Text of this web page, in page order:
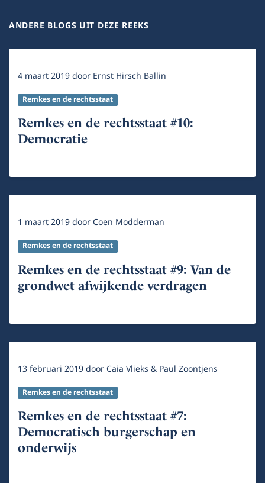
ANDERE BLOGS UIT DEZE REEKS
4 maart 2019door Ernst Hirsch Ballin
Remkes en de rechtsstaat
Remkes en de rechtsstaat #10:
Democratie
1 maart 2019doorCoen Modderman
Remkes en de rechtsstaat
Remkes en de rechtsstaat #9: Van de
grondwet afwijkende verdragen
13 februari 2019doorCaia Vlieks & Paul Zoontjens
Remkes en de rechtsstaat
Remkes en de rechtsstaat #7:
Democratisch burgerschap en
onderwijs